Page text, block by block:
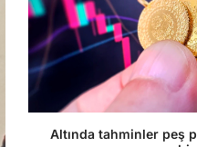
Altında tahminler peş